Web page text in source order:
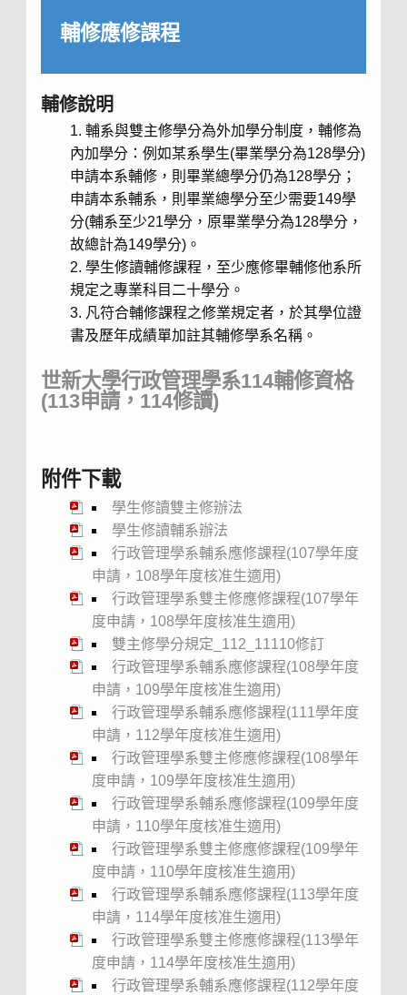
輔修應修課程
輔修說明
輔系與雙主修學分為外加學分制度，輔修為
內加學分：例如某系學生(畢業學分為128學分)
申請本系輔修，則畢業總學分仍為128學分；
申請本系輔系，則畢業總學分至少需要149學
分(輔系至少21學分，原畢業學分為128學分，
故總計為149學分)。
學生修讀輔修課程，至少應修畢輔修他系所
規定之專業科目二十學分。
凡符合輔修課程之修業規定者，於其學位證
書及歷年成績單加註其輔修學系名稱。
世新大學行政管理學系114輔修資格
(113申請，114修讀)
附件下載
學生修讀雙主修辦法
學生修讀輔系辦法
行政管理學系輔系應修課程(107學年度
申請，108學年度核准生適用)
行政管理學系雙主修應修課程(107學年
度申請，108學年度核准生適用)
雙主修學分規定_112_11110修訂
行政管理學系輔系應修課程(108學年度
申請，109學年度核准生適用)
行政管理學系輔系應修課程(111學年度
申請，112學年度核准生適用)
行政管理學系雙主修應修課程(108學年
度申請，109學年度核准生適用)
行政管理學系輔系應修課程(109學年度
申請，110學年度核准生適用)
行政管理學系雙主修應修課程(109學年
度申請，110學年度核准生適用)
行政管理學系輔系應修課程(113學年度
申請，114學年度核准生適用)
行政管理學系雙主修應修課程(113學年
度申請，114學年度核准生適用)
行政管理學系輔系應修課程(112學年度